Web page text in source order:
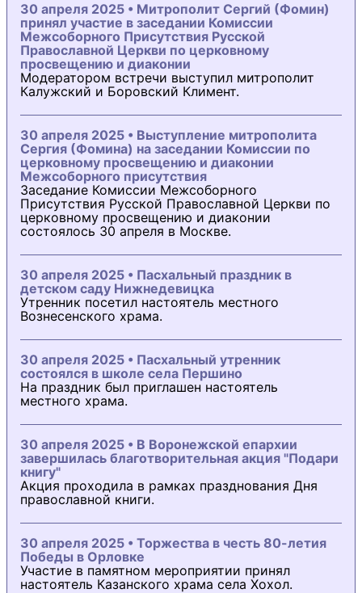
30 апреля 2025 • Митрополит Сергий (Фомин)
принял участие в заседании Комиссии
Межсоборного Присутствия Русской
Православной Церкви по церковному
просвещению и диаконии
Модератором встречи выступил митрополит
Калужский и Боровский Климент.
30 апреля 2025 • Выступление митрополита
Сергия (Фомина) на заседании Комиссии по
церковному просвещению и диаконии
Межсоборного присутствия
Заседание Комиссии Межсоборного
Присутствия Русской Православной Церкви по
церковному просвещению и диаконии
состоялось 30 апреля в Москве.
30 апреля 2025 • Пасхальный праздник в
детском саду Нижнедевицка
Утренник посетил настоятель местного
Вознесенского храма.
30 апреля 2025 • Пасхальный утренник
состоялся в школе села Першино
На праздник был приглашен настоятель
местного храма.
30 апреля 2025 • В Воронежской епархии
завершилась благотворительная акция "Подари
книгу"
Акция проходила в рамках празднования Дня
православной книги.
30 апреля 2025 • Торжества в честь 80-летия
Победы в Орловке
Участие в памятном мероприятии принял
настоятель Казанского храма села Хохол.